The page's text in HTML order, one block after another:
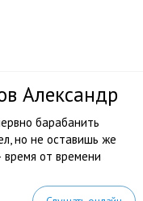
Александр
барабанить
но не оставишь же
время от времени